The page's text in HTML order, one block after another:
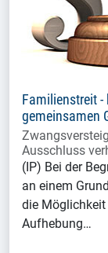
Familienstreit
gemeinsamen
Ausschluss
(IP) Bei der
an einem
die
Aufhebung…